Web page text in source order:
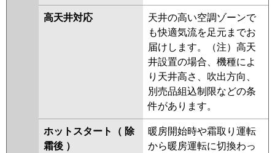
高天井対応
天井の高い空調ゾーンで
も快適気流を足元までお
届けします。（注）高天
井設置の場合、機種によ
り天井高さ、吹出方向、
別売品組込制限などの条
件があります。
ホットスタート（ 除
霜後 ）
暖房開始時や霜取り運転
から暖房運転に切換わっ